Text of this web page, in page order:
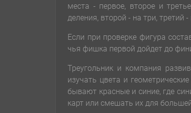
места - первое, второе и
деления, второй - на три, третий
Если при проверке фигура
чья фишка первой дойдет до
Треугольник и компания
изучать цвета и
бывают красные и синие, где
карт или смешать их для